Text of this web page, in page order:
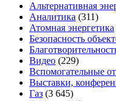
Альтернативная
Аналитика (311)
Атомная энергетика
Безопасность
Видео (229)
Вспомогательные
Выставки,
Газ (3 645)